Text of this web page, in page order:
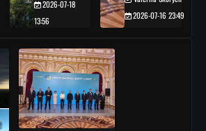
2026-07-18
13:56
2026-07-16 23:49